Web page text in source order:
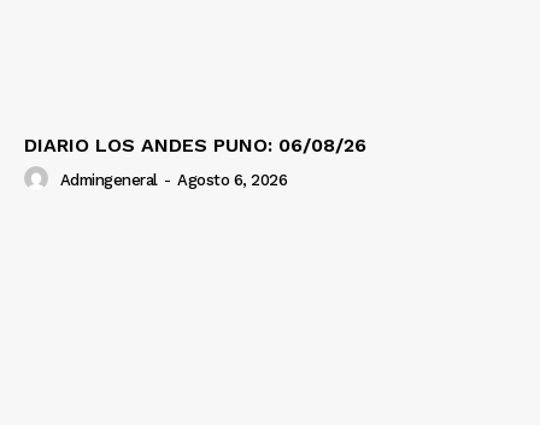
DIARIO LOS ANDES PUNO: 06/08/26
Admingeneral - Agosto 6, 2026